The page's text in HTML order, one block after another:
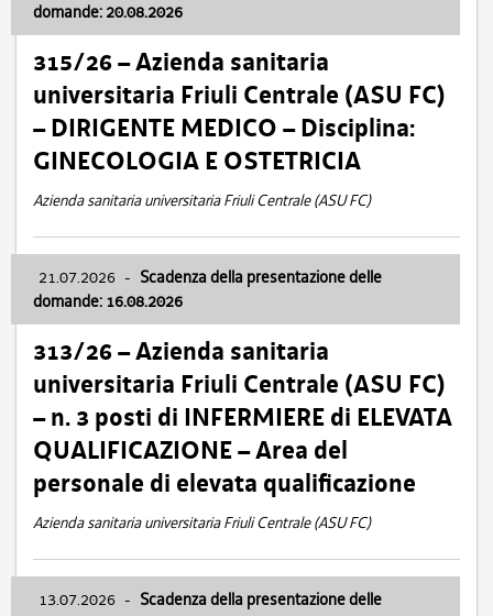
domande: 20.08.2026
315/26 – Azienda sanitaria
universitaria Friuli Centrale (ASU FC)
– DIRIGENTE MEDICO – Disciplina:
GINECOLOGIA E OSTETRICIA
Azienda sanitaria universitaria Friuli Centrale (ASU FC)
21.07.2026 - Scadenza della presentazione delle
domande: 16.08.2026
313/26 – Azienda sanitaria
universitaria Friuli Centrale (ASU FC)
– n. 3 posti di INFERMIERE di ELEVATA
QUALIFICAZIONE – Area del
personale di elevata qualificazione
Azienda sanitaria universitaria Friuli Centrale (ASU FC)
13.07.2026 - Scadenza della presentazione delle